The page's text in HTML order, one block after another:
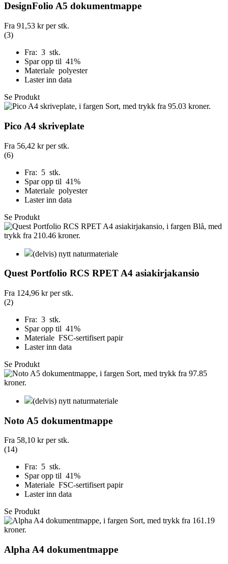
DesignFolio A5 dokumentmappe
Fra 91,53 krper stk.
(3)
Fra: 3 stk.
Spar opp til 41%
Materiale polyester
Laster inn data
Se Produkt
Pico A4 skriveplate
Fra 56,42 krper stk.
(6)
Fra: 5 stk.
Spar opp til 41%
Materiale polyester
Laster inn data
Se Produkt
(delvis) nytt naturmateriale
Quest Portfolio RCS RPET A4 asiakirjakansio
Fra 124,96 krper stk.
(2)
Fra: 3 stk.
Spar opp til 41%
Materiale FSC-sertifisert papir
Laster inn data
Se Produkt
(delvis) nytt naturmateriale
Noto A5 dokumentmappe
Fra 58,10 krper stk.
(14)
Fra: 5 stk.
Spar opp til 41%
Materiale FSC-sertifisert papir
Laster inn data
Se Produkt
Alpha A4 dokumentmappe